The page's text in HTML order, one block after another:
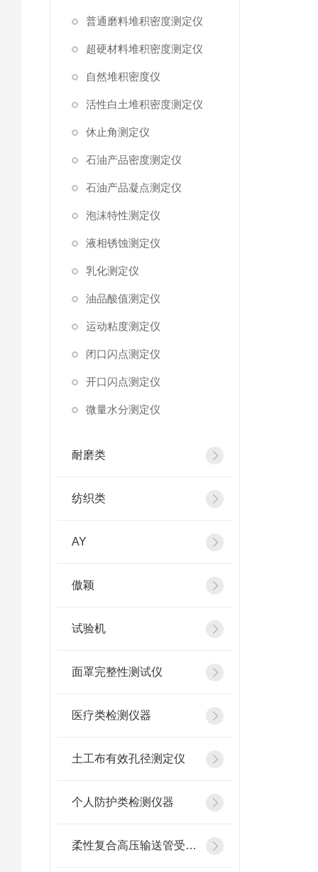
普通磨料堆积密度测定仪
超硬材料堆积密度测定仪
自然堆积密度仪
活性白土堆积密度测定仪
休止角测定仪
石油产品密度测定仪
石油产品凝点测定仪
泡沫特性测定仪
液相锈蚀测定仪
乳化测定仪
油品酸值测定仪
运动粘度测定仪
闭口闪点测定仪
开口闪点测定仪
微量水分测定仪
耐磨类
纺织类
AY
傲颖
试验机
面罩完整性测试仪
医疗类检测仪器
土工布有效孔径测定仪
个人防护类检测仪器
柔性复合高压输送管受压开裂稳定性测试仪